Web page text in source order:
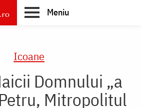
Meniu
Icoane
Domnului „a
Mitropolitul